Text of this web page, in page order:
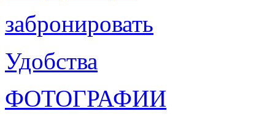
забронировать
Удобства
ФОТОГРАФИИ